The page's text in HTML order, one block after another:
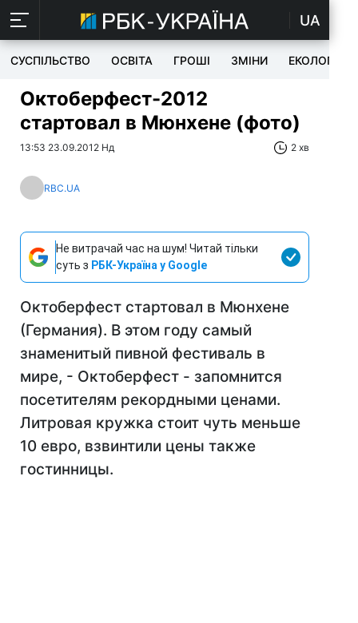
UA
СУСПІЛЬСТВО ОСВІТА ГРОШІ ЗМІНИ ЕКОЛОГІЯ
Октоберфест-2012
стартовал в Мюнхене (фото)
13:53 23.09.2012 Нд 2 хв
RBC.UA
Не витрачай час на шум! Читай тільки
суть з РБК-Україна у Google
Октоберфест стартовал в Мюнхене
(Германия). В этом году самый
знаменитый пивной фестиваль в
мире, - Октоберфест - запомнится
посетителям рекордными ценами.
Литровая кружка стоит чуть меньше
10 евро, взвинтили цены также
гостинницы.